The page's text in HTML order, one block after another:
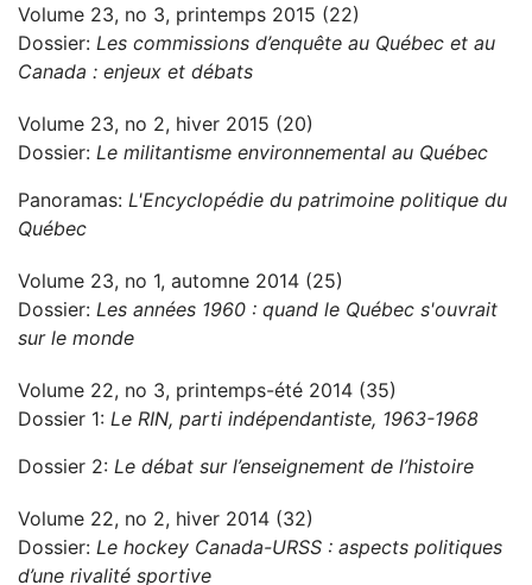
Volume 23, no 3, printemps 2015 (22)
Dossier: Les commissions d’enquête au Québec et au
Canada : enjeux et débats
Volume 23, no 2, hiver 2015 (20)
Dossier: Le militantisme environnemental au Québec
Panoramas: L'Encyclopédie du patrimoine politique du
Québec
Volume 23, no 1, automne 2014 (25)
Dossier: Les années 1960 : quand le Québec s'ouvrait
sur le monde
Volume 22, no 3, printemps-été 2014 (35)
Dossier 1: Le RIN, parti indépendantiste, 1963-1968
Dossier 2: Le débat sur l’enseignement de l’histoire
Volume 22, no 2, hiver 2014 (32)
Dossier: Le hockey Canada-URSS : aspects politiques
d’une rivalité sportive